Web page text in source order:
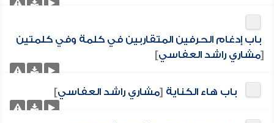
باب إدغام الحرفين المتقاربين في كلمة وفي كلمتين
[مشاري راشد العفاسي]
باب هاء الكناية [مشاري راشد العفاسي]